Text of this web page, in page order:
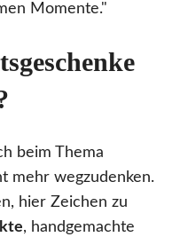
Momente."
beim Thema
mehr wegzudenken.
hier Zeichen zu
, handgemachte